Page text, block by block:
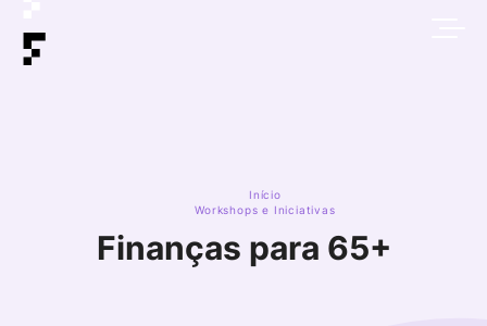
Início
Workshops e Iniciativas
Finanças para 65+